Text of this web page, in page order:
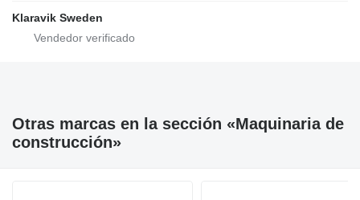
Klaravik Sweden
Otras marcas en la sección «Maquinaria de
construcción»